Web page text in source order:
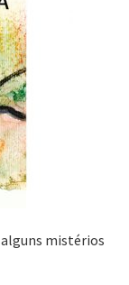
mistérios